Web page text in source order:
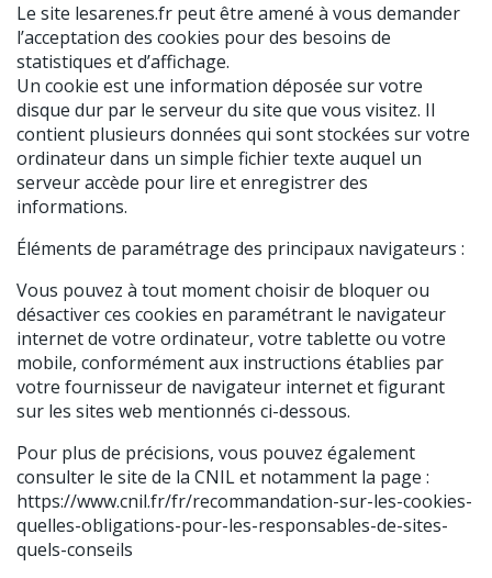
Le site lesarenes.fr peut être amené à vous demander
l’acceptation des cookies pour des besoins de
statistiques et d’affichage.
Un cookie est une information déposée sur votre
disque dur par le serveur du site que vous visitez. Il
contient plusieurs données qui sont stockées sur votre
ordinateur dans un simple fichier texte auquel un
serveur accède pour lire et enregistrer des
informations.
Éléments de paramétrage des principaux navigateurs :
Vous pouvez à tout moment choisir de bloquer ou
désactiver ces cookies en paramétrant le navigateur
internet de votre ordinateur, votre tablette ou votre
mobile, conformément aux instructions établies par
votre fournisseur de navigateur internet et figurant
sur les sites web mentionnés ci-dessous.
Pour plus de précisions, vous pouvez également
consulter le site de la CNIL et notamment la page :
https://www.cnil.fr/fr/recommandation-sur-les-cookies-
quelles-obligations-pour-les-responsables-de-sites-
quels-conseils